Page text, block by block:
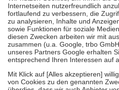
Kosten der Leistung zu entrichten.
Diese Regeln gelten grundsätzlich
Bei Heilmitteln und häuslicher
Zuzahlung zehn Prozent der Kosten
Verordnung.
Um das Engagement der
stärken und die besondere Stellung
fallenkeine Zuzahlungenan bei:
• Kindern und Jugendlichen bis